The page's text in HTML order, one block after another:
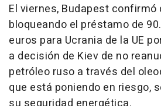
El viernes, Budapest confirmó
bloqueando el préstamo de
euros para Ucrania de la UE
a decisión de Kiev de no
petróleo ruso a través del
que está poniendo en riesgo,